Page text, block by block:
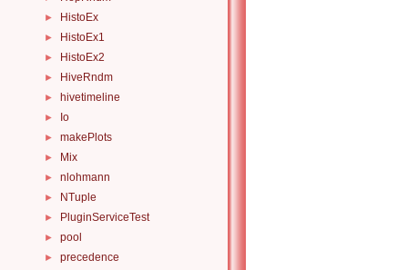
► HistoEx
► HistoEx1
► HistoEx2
► HiveRndm
► hivetimeline
► Io
► makePlots
► Mix
► nlohmann
► NTuple
► PluginServiceTest
► pool
►
precedence